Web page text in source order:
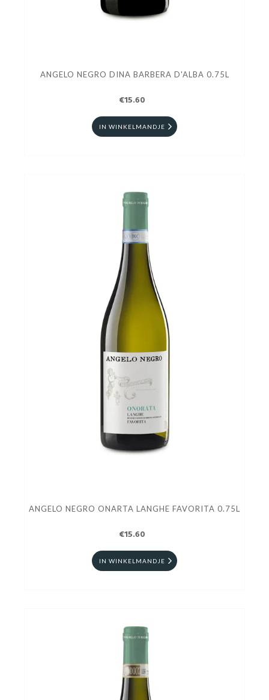
ANGELO NEGRO DINA BARBERA D'ALBA 0.75L
€15.60
IN WINKELMANDJE
ANGELO NEGRO ONARTA LANGHE FAVORITA 0.75L
€15.60
IN WINKELMANDJE